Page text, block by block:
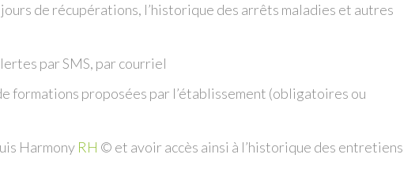
jours de récupérations, l’historique des arrêts maladies et autres
par SMS, par courriel
formations proposées par l’établissement (obligatoires ou
Harmony RH © et avoir accès ainsi à l’historique des entretiens